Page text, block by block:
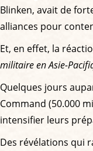
Blinken, avait de
alliances pour
Et, en effet, la
militaire en Asie-
Quelques jours
Command (50.000
intensifier leurs
Des révélations qui